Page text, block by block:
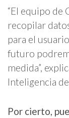
“El equipo de
recopilar
para el
futuro
medida”,
Inteligencia
Por cierto,